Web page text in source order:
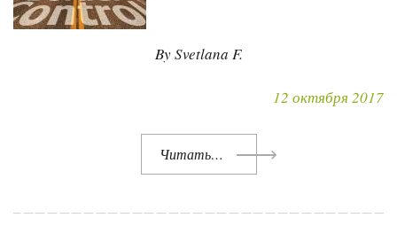
By Svetlana F.
12 октября 2017
Читать…